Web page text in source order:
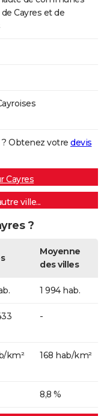
Cayres et de
? Obtenez votre devis
Cayres
ville...
?
Moyenne
des villes
1 994 hab.
-
km² 168 hab/km²
8,8 %